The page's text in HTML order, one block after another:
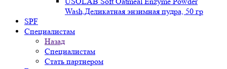
Wash,Деликатная энзимная пудра, 50 гр
SPF
Специалистам
Назад
Специалистам
Стать партнером